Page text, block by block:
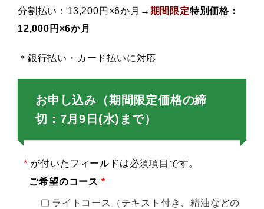
分割払い：13,200円×6か月→ 期間限定特別価格：
12,000円×6か月
＊銀行払い・カード払いに対応
お申し込み（期間限定価格の締
切： 7月9日(水)まで）
* が付いたフィールドは必須項目です。
ご希望のコース *
ライトコース（テキスト付き、精油などの